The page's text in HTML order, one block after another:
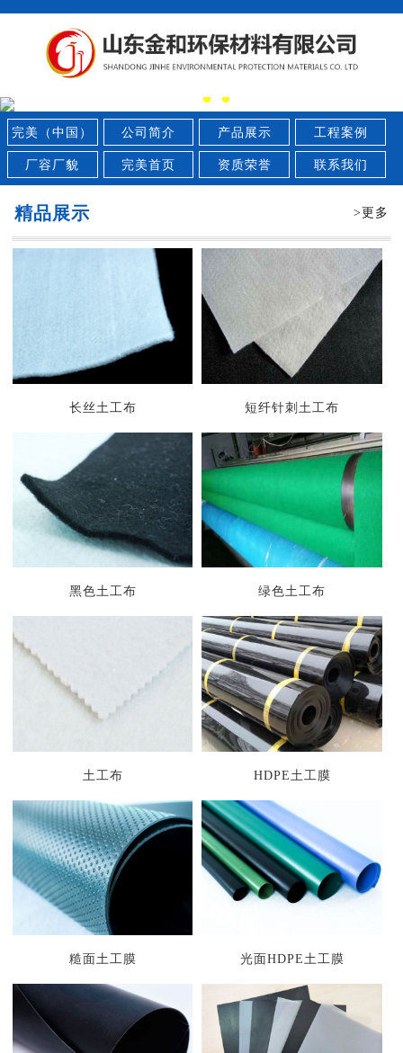
2 3
完美（中国） 公司简介 产品展示 工程案例
厂容厂貌 完美首页 资质荣誉 联系我们
精品展示 >更多
长丝土工布 短纤针刺土工布
黑色土工布 绿色土工布
土工布 HDPE土工膜
糙面土工膜 光面HDPE土工膜